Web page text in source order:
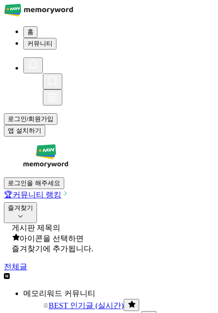
홈
커뮤니티
로그인/회원가입
앱 설치하기
로그인을 해주세요
🏆커뮤니티 랭킹
즐겨찾기
게시판 제목의
아이콘을 선택하면
즐겨찾기에 추가됩니다.
전체글
메모리워드 커뮤니티
BEST 인기글 (실시간)